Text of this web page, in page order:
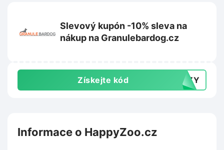
Slevový kupón -10% sleva na
nákup na Granulebardog.cz
Získejte kód RAZY
Informace o HappyZoo.cz